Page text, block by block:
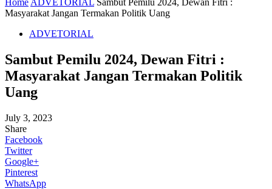
Home ADVETORIAL Sambut Pemilu 2024, Dewan Fitri :
Masyarakat Jangan Termakan Politik Uang
ADVETORIAL
Sambut Pemilu 2024, Dewan Fitri :
Masyarakat Jangan Termakan Politik
Uang
July 3, 2023
Share
Facebook
Twitter
Google+
Pinterest
WhatsApp